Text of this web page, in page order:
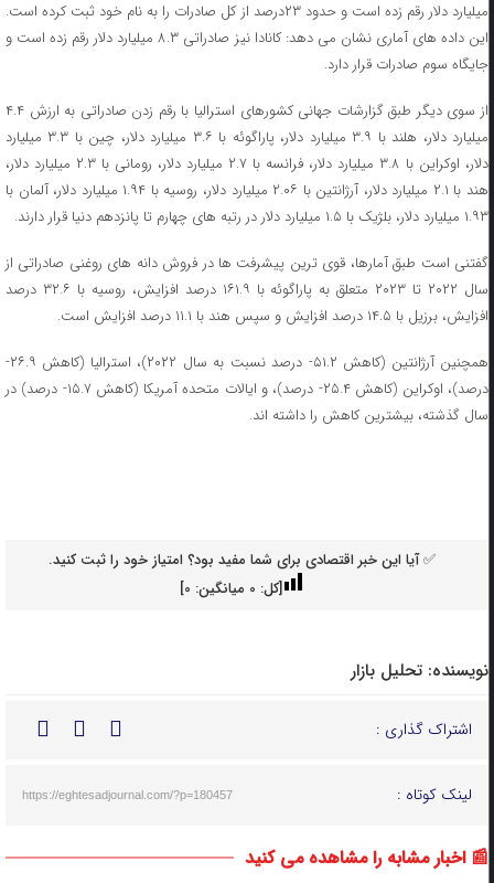
میلیارد دلار رقم زده است و حدود ۲۳درصد از کل صادرات را به نام خود ثبت کرده است.
این داده های آماری نشان می دهد: کانادا نیز صادراتی ۸.۳ میلیارد دلار رقم زده است و
جایگاه سوم صادرات قرار دارد.
از سوی دیگر طبق گزارشات جهانی کشورهای استرالیا با رقم زدن صادراتی به ارزش ۴.۴
میلیارد دلار، هلند با ۳.۹ میلیارد دلار، پاراگوئه با ۳.۶ میلیارد دلار، چین با ۳.۳ میلیارد
دلار، اوکراین با ۳.۸ میلیارد دلار، فرانسه با ۲.۷ میلیارد دلار، رومانی با ۲.۳ میلیارد دلار،
هند با ۲.۱ میلیارد دلار، آرژانتین با ۲.۰۶ میلیارد دلار، روسیه با ۱.۹۴ میلیارد دلار، آلمان با
۱.۹۳ میلیارد دلار، بلژیک با ۱.۵ میلیارد دلار در رتبه های چهارم تا پانزدهم دنیا قرار دارند.
گفتنی است طبق آمارها، قوی ترین پیشرفت ها در فروش دانه های روغنی صادراتی از
سال ۲۰۲۲ تا ۲۰۲۳ متعلق به پاراگوئه با ۱۶۱.۹ درصد افزایش، روسیه با ۳۲.۶ درصد
افزایش، برزیل با ۱۴.۵ درصد افزایش و سپس هند با ۱۱.۱ درصد افزایش است.
همچنین آرژانتین (کاهش ۵۱.۲- درصد نسبت به سال ۲۰۲۲)، استرالیا (کاهش ۲۶.۹-
درصد)، اوکراین (کاهش ۲۵.۴- درصد)، و ایالات متحده آمریکا (کاهش ۱۵.۷- درصد) در
سال گذشته، بیشترین کاهش را داشته اند.
✅ آیا این خبر اقتصادی برای شما مفید بود؟ امتیاز خود را ثبت کنید.
[کل: 0میانگین: 0
]
نویسنده: تحلیل بازار
اشتراک گذاری :
لینک کوتاه : https://eghtesadjournal.com/?p=180457
📰 اخبار مشابه را مشاهده می کنید